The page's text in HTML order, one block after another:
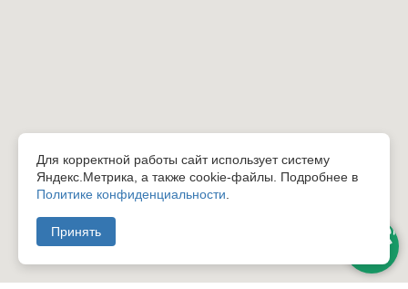
Для корректной работы сайт использует систему
Яндекс.Метрика, а также cookie-файлы. Подробнее в
Политике конфиденциальности
Принять